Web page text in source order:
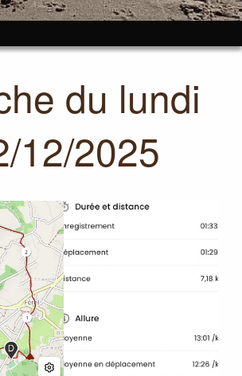
du lundi
12/2025